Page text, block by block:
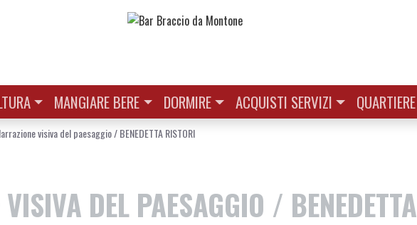
MANGIARE BERE DORMIRE ACQUISTI SERVIZI QUARTIERE
visiva del paesaggio / BENEDETTA RISTORI
DEL PAESAGGIO / BENEDETTA